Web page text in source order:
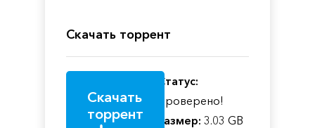
Скачать торрент
Скачать
торрент
Статус:
Проверено!
Размер: 3.03 GB